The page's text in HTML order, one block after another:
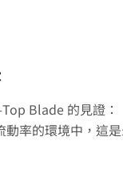
Blade 的見證：
率的環境中，這